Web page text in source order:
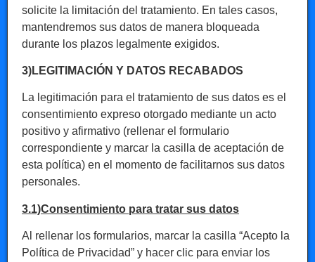
solicite la limitación del tratamiento. En tales casos,
mantendremos sus datos de manera bloqueada
durante los plazos legalmente exigidos.
3)LEGITIMACIÓN Y DATOS RECABADOS
La legitimación para el tratamiento de sus datos es el
consentimiento expreso otorgado mediante un acto
positivo y afirmativo (rellenar el formulario
correspondiente y marcar la casilla de aceptación de
esta política) en el momento de facilitarnos sus datos
personales.
3.1)Consentimiento para tratar sus datos
Al rellenar los formularios, marcar la casilla “Acepto la
Política de Privacidad” y hacer clic para enviar los